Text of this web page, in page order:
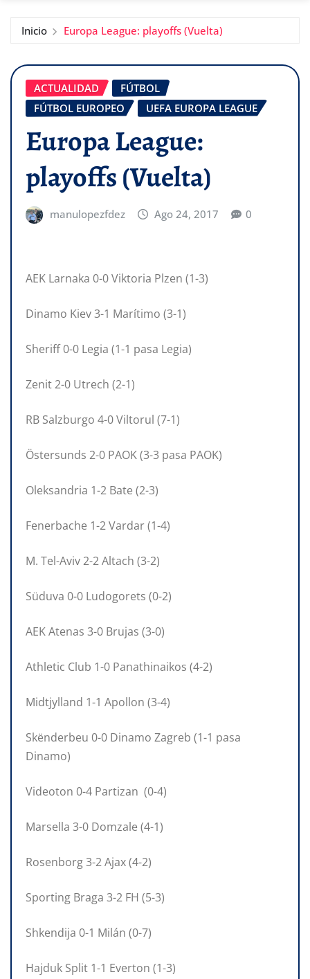
Inicio Europa League: playoffs (Vuelta)
ACTUALIDAD
FÚTBOL
FÚTBOL EUROPEO
UEFA EUROPA LEAGUE
Europa League:
playoffs (Vuelta)
manulopezfdez Ago 24, 2017 0
AEK Larnaka 0-0 Viktoria Plzen (1-3)
Dinamo Kiev 3-1 Marítimo (3-1)
Sheriff 0-0 Legia (1-1 pasa Legia)
Zenit 2-0 Utrech (2-1)
RB Salzburgo 4-0 Viltorul (7-1)
Östersunds 2-0 PAOK (3-3 pasa PAOK)
Oleksandria 1-2 Bate (2-3)
Fenerbache 1-2 Vardar (1-4)
M. Tel-Aviv 2-2 Altach (3-2)
Süduva 0-0 Ludogorets (0-2)
AEK Atenas 3-0 Brujas (3-0)
Athletic Club 1-0 Panathinaikos (4-2)
Midtjylland 1-1 Apollon (3-4)
Skënderbeu 0-0 Dinamo Zagreb (1-1 pasa
Dinamo)
Videoton 0-4 Partizan (0-4)
Marsella 3-0 Domzale (4-1)
Rosenborg 3-2 Ajax (4-2)
Sporting Braga 3-2 FH (5-3)
Shkendija 0-1 Milán (0-7)
Hajduk Split 1-1 Everton (1-3)